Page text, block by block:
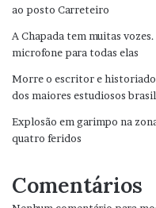
ao posto Carreteiro
A Chapada tem muitas
microfone para todas elas
Morre o escritor e
dos maiores estudiosos
Explosão em garimpo na
quatro feridos
Comentários